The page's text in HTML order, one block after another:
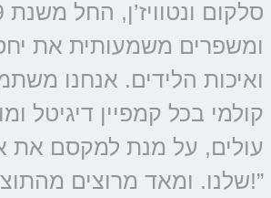
ומשפרים משמעותית את
ואיכות הלידים. אנחנו
קולמי בכל קמפיין דיגיטל
עולים, על מנת למקסם את
שלנו. ומאד מרוצים מהתוצאות ומהשרות!”